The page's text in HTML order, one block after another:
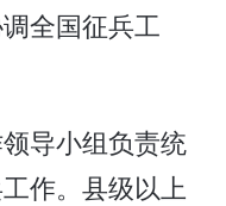
全国征兵工
导小组负责统
作。县级以上